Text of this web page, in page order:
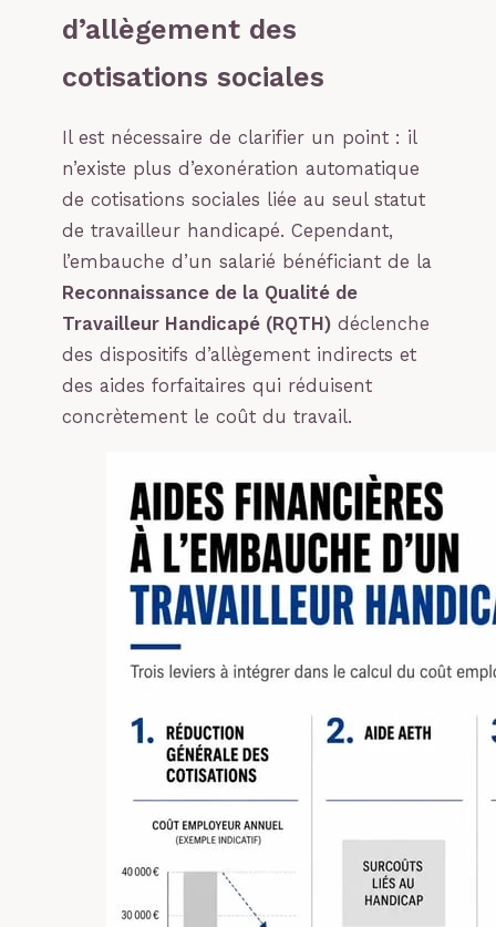
d’allègement des
cotisations sociales
Il est nécessaire de clarifier un point : il
n’existe plus d’exonération automatique
de cotisations sociales liée au seul statut
de travailleur handicapé. Cependant,
l’embauche d’un salarié bénéficiant de la
Reconnaissance de la Qualité de
Travailleur Handicapé (RQTH) déclenche
des dispositifs d’allègement indirects et
des aides forfaitaires qui réduisent
concrètement le coût du travail.